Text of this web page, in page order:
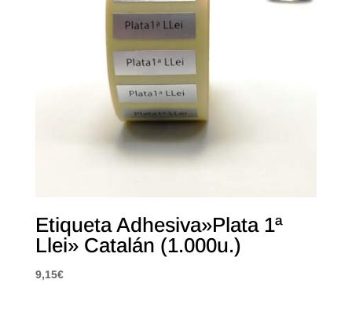
Etiqueta Adhesiva»Plata 1ª
Llei» Catalán (1.000u.)
9,15€